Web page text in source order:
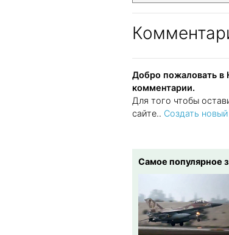
Добро пожаловать в
комментарии.
Для того чтобы
сайте.. Создать новый
Самое популярное